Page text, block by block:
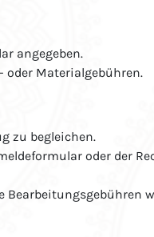
angegeben.
Materialgebühren.
zu begleichen.
oder der